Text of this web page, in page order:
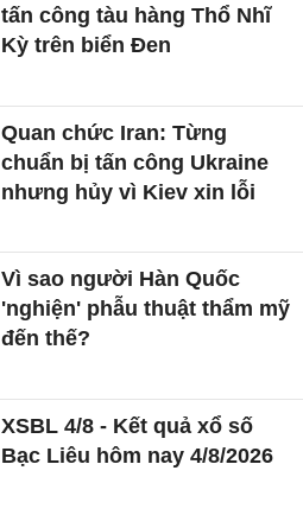
tấn công tàu hàng Thổ Nhĩ
Kỳ trên biển Đen
Quan chức Iran: Từng
chuẩn bị tấn công Ukraine
nhưng hủy vì Kiev xin lỗi
Vì sao người Hàn Quốc
'nghiện' phẫu thuật thẩm mỹ
đến thế?
XSBL 4/8 - Kết quả xổ số
Bạc Liêu hôm nay 4/8/2026